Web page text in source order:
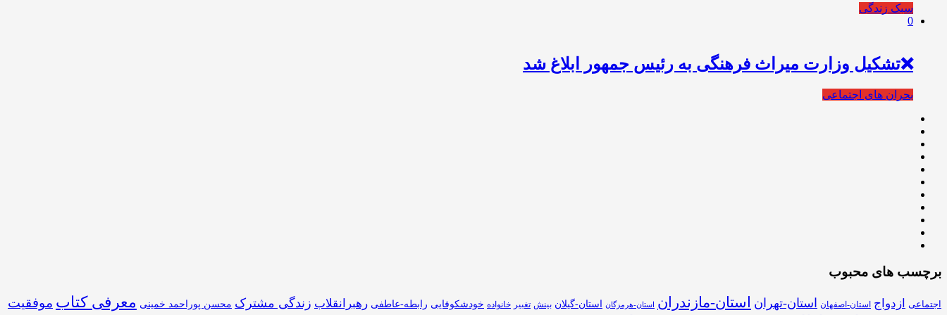
سبک زندگی
0
❌تشکیل وزارت میراث فرهنگی به رئیس جمهور ابلاغ شد
بحران های اجتماعی
برچسب های محبوب
اجتماعی ازدواج استان-اصفهان استان-تهران استان-مازندران استان-هرمزگان استان-گیلان بینش تغییر خانواده خودشکوفایی رابطه-عاطفی رهبرانقلاب زندگی مشترک محسن پوراحمد خمینی معرفی کتاب موفقیت